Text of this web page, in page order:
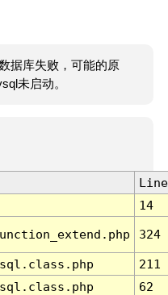
据库失败，可能的原
未启动。
Line
14
324
211
62